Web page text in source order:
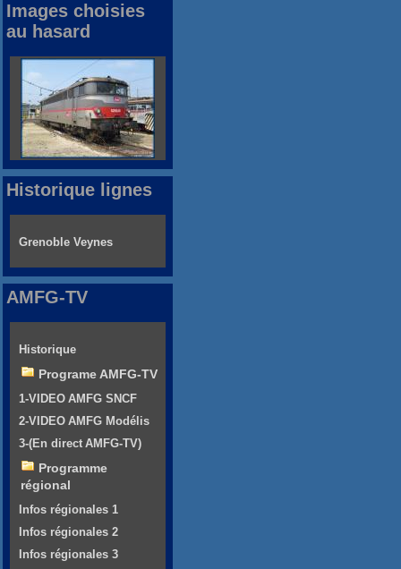
Images choisies
au hasard
Historique lignes
Grenoble Veynes
AMFG-TV
Historique
Programe AMFG-TV
1-VIDEO AMFG SNCF
2-VIDEO AMFG Modélis
3-(En direct AMFG-TV)
Programme
régional
Infos régionales 1
Infos régionales 2
Infos régionales 3